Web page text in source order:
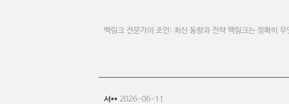
백링크 전문가의 조언: 최신 동향과 전략 백링크는 정확히
서** 2026-06-11